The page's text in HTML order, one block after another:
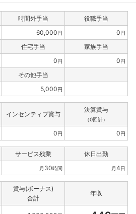
時間外手当
役職手当
60,000円 0円
住宅手当
家族手当
0円 0円
その他手当
5,000円
インセンティブ賞与
決算賞与
（0回計）
0円 0円
サービス残業 休日出勤
月 30時間 月4日
賞与(ボーナス)
合計
年収